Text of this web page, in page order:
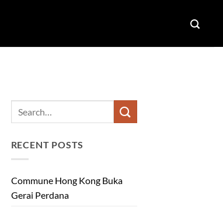
RECENT POSTS
Commune Hong Kong Buka
Gerai Perdana